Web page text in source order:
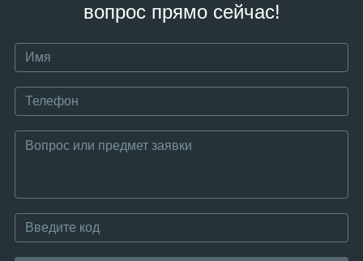
вопрос прямо сейчас!